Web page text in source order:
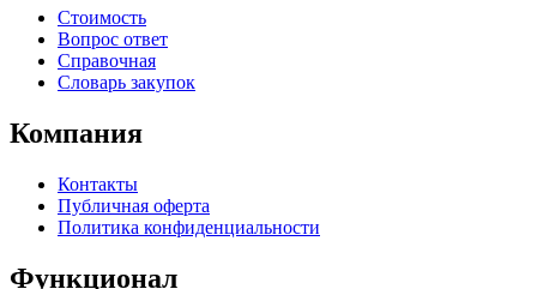
Стоимость
Вопрос ответ
Справочная
Словарь закупок
Компания
Контакты
Публичная оферта
Политика конфиденциальности
Функционал